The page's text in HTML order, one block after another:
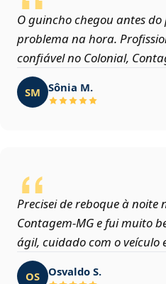
O guincho chegou antes
problema na hora.
confiável no Colonial,
SM Sônia M.
Precisei de reboque à noite
Contagem‑MG e fui muito
ágil, cuidado com o veículo
OS Osvaldo S.